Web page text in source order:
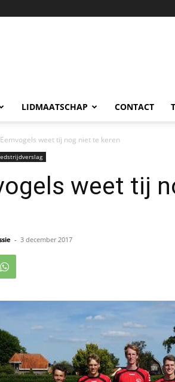
LIDMAATSCHAP CONTACT
weet tij nog niet te keren
weet tij
- 3 december 2017